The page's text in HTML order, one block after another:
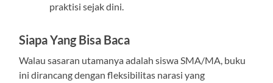
praktisi sejak dini.
Siapa Yang Bisa Baca
Walau sasaran utamanya adalah siswa SMA/MA, buku
ini dirancang dengan fleksibilitas narasi yang